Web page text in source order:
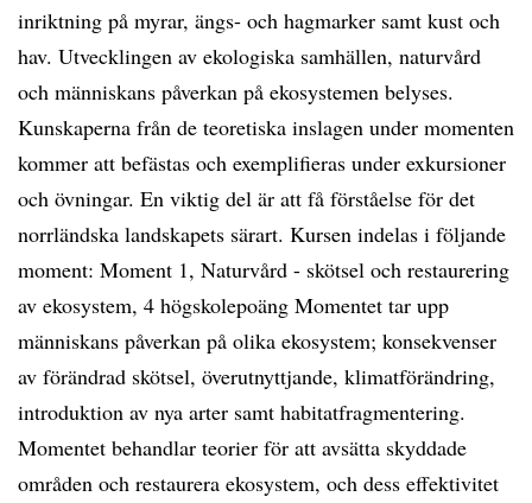
inriktning på myrar, ängs- och hagmarker samt kust och
hav. Utvecklingen av ekologiska samhällen, naturvård
och människans påverkan på ekosystemen belyses.
Kunskaperna från de teoretiska inslagen under momenten
kommer att befästas och exemplifieras under exkursioner
och övningar. En viktig del är att få förståelse för det
norrländska landskapets särart. Kursen indelas i följande
moment: Moment 1, Naturvård - skötsel och restaurering
av ekosystem, 4 högskolepoäng Momentet tar upp
människans påverkan på olika ekosystem; konsekvenser
av förändrad skötsel, överutnyttjande, klimatförändring,
introduktion av nya arter samt habitatfragmentering.
Momentet behandlar teorier för att avsätta skyddade
områden och restaurera ekosystem, och dess effektivitet